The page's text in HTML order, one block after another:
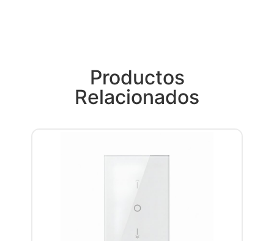
Productos
Relacionados